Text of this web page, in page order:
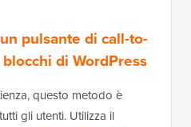
pulsante di call-to-
di WordPress
questo metodo è
gli utenti. Utilizza il